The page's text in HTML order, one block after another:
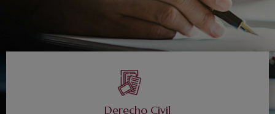
Derecho Civil